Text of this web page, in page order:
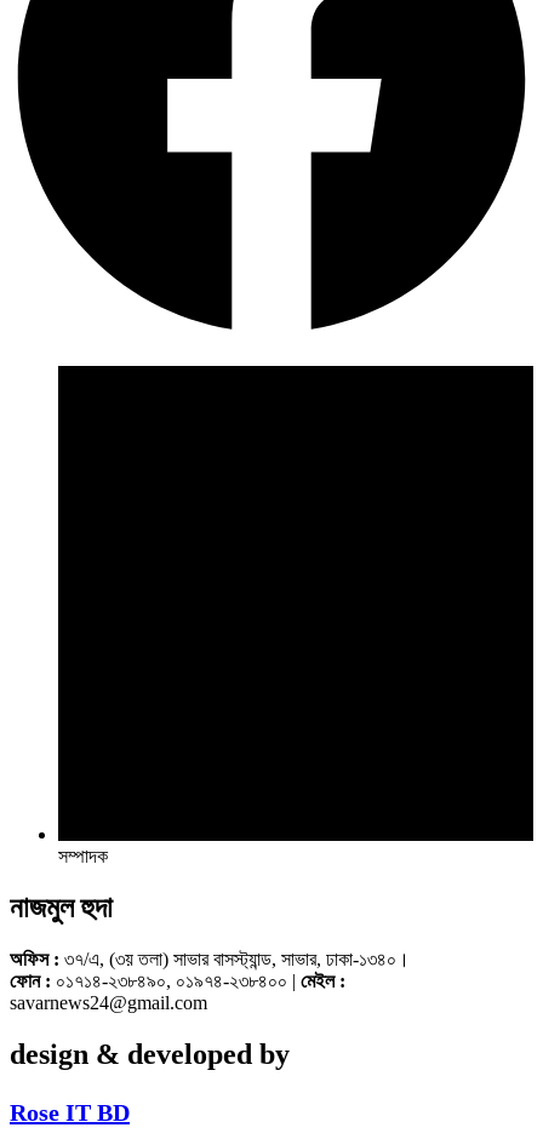
সম্পাদক
নাজমুল হুদা
অফিস : ৩৭/এ, (৩য় তলা) সাভার বাসস্ট্যান্ড, সাভার, ঢাকা-১৩৪০।
ফোন : ০১৭১৪-২৩৮৪৯০, ০১৯৭৪-২৩৮৪০০ | মেইল :
savarnews24@gmail.com
design & developed by
Rose IT BD